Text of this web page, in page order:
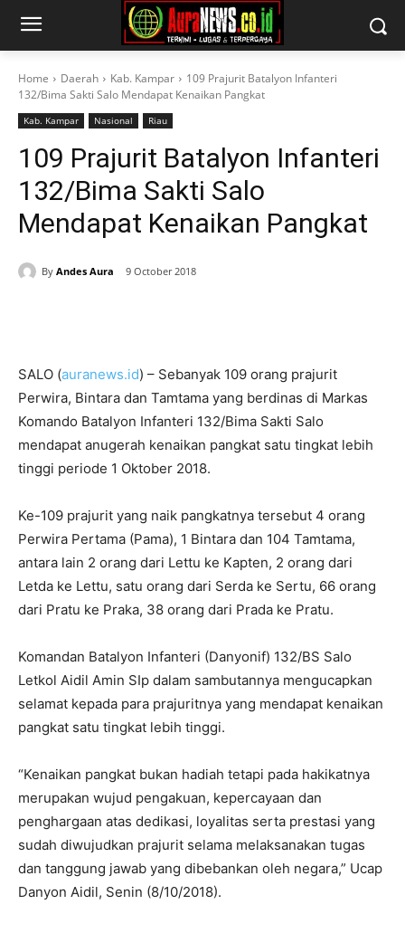
Home Daerah Kab. Kampar
109 Prajurit Batalyon Infanteri
132/Bima Sakti Salo Mendapat Kenaikan Pangkat
Kab. Kampar Nasional Riau
109 Prajurit Batalyon Infanteri
132/Bima Sakti Salo
Mendapat Kenaikan Pangkat
By Andes Aura 9 October 2018
SALO (auranews.id) – Sebanyak 109 orang prajurit
Perwira, Bintara dan Tamtama yang berdinas di Markas
Komando Batalyon Infanteri 132/Bima Sakti Salo
mendapat anugerah kenaikan pangkat satu tingkat lebih
tinggi periode 1 Oktober 2018.
Ke-109 prajurit yang naik pangkatnya tersebut 4 orang
Perwira Pertama (Pama), 1 Bintara dan 104 Tamtama,
antara lain 2 orang dari Lettu ke Kapten, 2 orang dari
Letda ke Lettu, satu orang dari Serda ke Sertu, 66 orang
dari Pratu ke Praka, 38 orang dari Prada ke Pratu.
Komandan Batalyon Infanteri (Danyonif) 132/BS Salo
Letkol Aidil Amin SIp dalam sambutannya mengucapkan
selamat kepada para prajuritnya yang mendapat kenaikan
pangkat satu tingkat lebih tinggi.
“Kenaikan pangkat bukan hadiah tetapi pada hakikatnya
merupakan wujud pengakuan, kepercayaan dan
penghargaan atas dedikasi, loyalitas serta prestasi yang
sudah diwujudkan prajurit selama melaksanakan tugas
dan tanggung jawab yang dibebankan oleh negara,” Ucap
Danyon Aidil, Senin (8/10/2018).